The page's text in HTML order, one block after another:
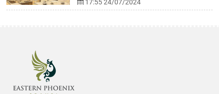
17:55 24/07/2024